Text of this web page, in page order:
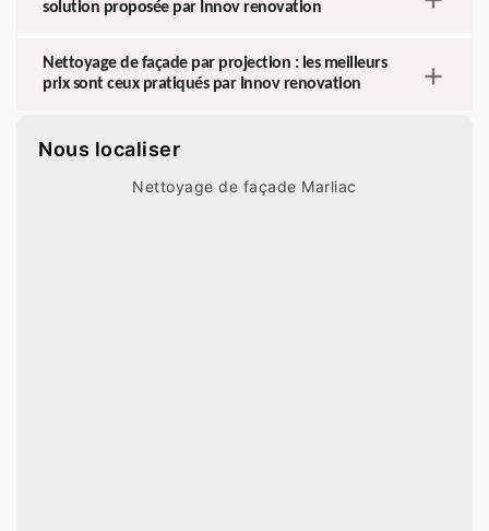
solution proposée par Innov renovation
Nettoyage de façade par projection : les meilleurs
prix sont ceux pratiqués par Innov renovation
Nous localiser
Nettoyage de façade Marliac